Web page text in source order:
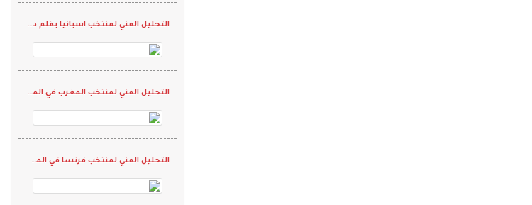
التحليل الفني لمنتخب اسبانيا بقلم د. سلطان بديري
التحليل الفني لمنتخب المغرب في المجموعة B
التحليل الفني لمنتخب فرنسا في المجموعة C